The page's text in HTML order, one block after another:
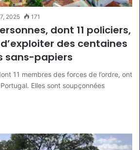
2025 171
dont 11 policiers,
des centaines
sans-papiers
11 membres des forces de l’ordre, ont
Elles sont soupçonnées